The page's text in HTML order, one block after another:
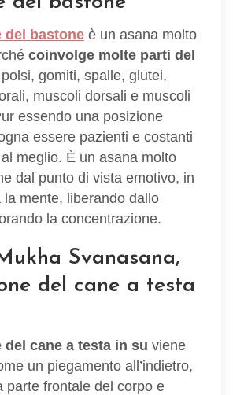
del bastone è un asana molto
coinvolge molte parti del
gomiti, spalle, glutei,
muscoli dorsali e muscoli
essendo una posizione
essere pazienti e costanti
meglio. È un asana molto
dal punto di vista emotivo, in
la mente, liberando dallo
la concentrazione.
Svanasana,
del cane a testa
del cane a testa in su viene
un piegamento all’indietro,
parte frontale del corpo e